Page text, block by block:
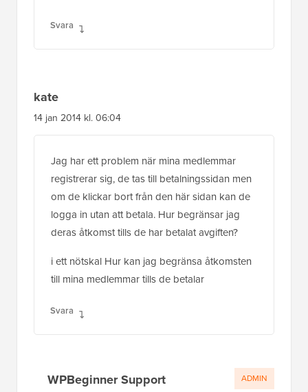
Svara
kate
14 jan 2014 kl. 06:04
Jag har ett problem när mina medlemmar
registrerar sig, de tas till betalningssidan men
om de klickar bort från den här sidan kan de
logga in utan att betala. Hur begränsar jag
deras åtkomst tills de har betalat avgiften?
i ett nötskal Hur kan jag begränsa åtkomsten
till mina medlemmar tills de betalar
Svara
WPBeginner Support ADMIN